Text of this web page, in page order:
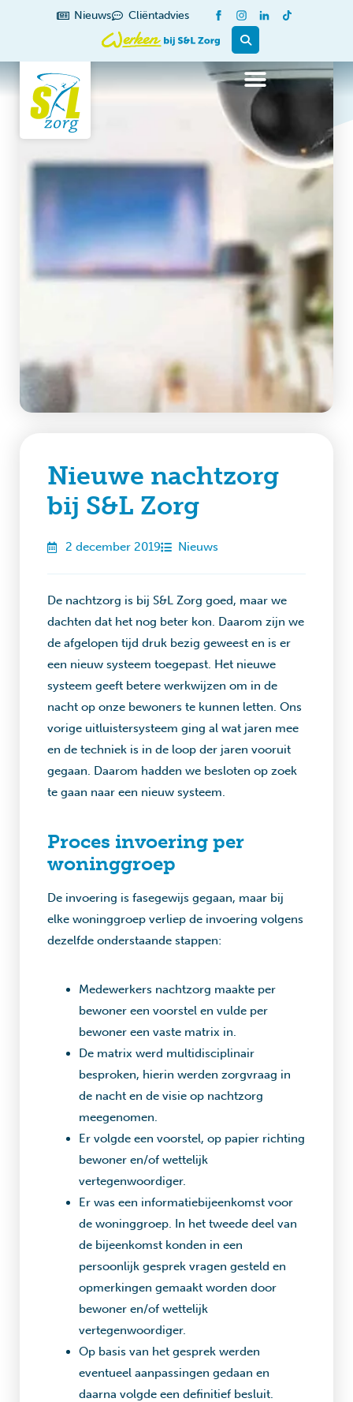
Nieuws Cliëntadvies
Nieuwe nachtzorg
bij S&L Zorg
2 december 2019 Nieuws
De nachtzorg is bij S&L Zorg goed, maar we
dachten dat het nog beter kon. Daarom zijn we
de afgelopen tijd druk bezig geweest en is er
een nieuw systeem toegepast. Het nieuwe
systeem geeft betere werkwijzen om in de
nacht op onze bewoners te kunnen letten. Ons
vorige uitluistersysteem ging al wat jaren mee
en de techniek is in de loop der jaren vooruit
gegaan. Daarom hadden we besloten op zoek
te gaan naar een nieuw systeem.
Proces invoering per
woninggroep
De invoering is fasegewijs gegaan, maar bij
elke woninggroep verliep de invoering volgens
dezelfde onderstaande stappen:
Medewerkers nachtzorg maakte per
bewoner een voorstel en vulde per
bewoner een vaste matrix in.
De matrix werd multidisciplinair
besproken, hierin werden zorgvraag in
de nacht en de visie op nachtzorg
meegenomen.
Er volgde een voorstel, op papier richting
bewoner en/of wettelijk
vertegenwoordiger.
Er was een informatiebijeenkomst voor
de woninggroep. In het tweede deel van
de bijeenkomst konden in een
persoonlijk gesprek vragen gesteld en
opmerkingen gemaakt worden door
bewoner en/of wettelijk
vertegenwoordiger.
Op basis van het gesprek werden
eventueel aanpassingen gedaan en
daarna volgde een definitief besluit.